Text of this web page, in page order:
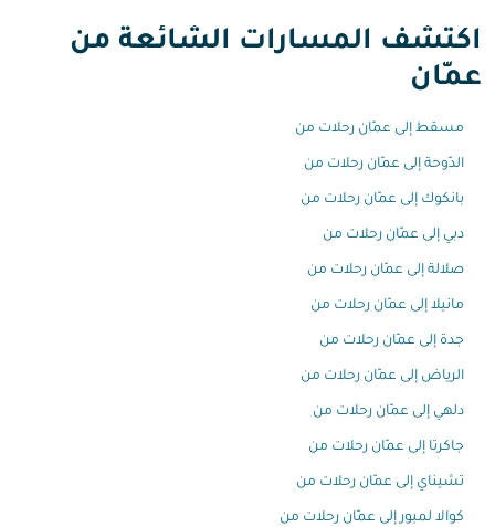
اكتشف المسارات الشائعة من
عمّان
مسقط إلى عمّان رحلات من
الدّوحة إلى عمّان رحلات من
بانكوك إلى عمّان رحلات من
دبي إلى عمّان رحلات من
صلالة إلى عمّان رحلات من
مانيلا إلى عمّان رحلات من
جدة إلى عمّان رحلات من
الرياض إلى عمّان رحلات من
دلهي إلى عمّان رحلات من
جاكرتا إلى عمّان رحلات من
تشيناي إلى عمّان رحلات من
كوالا لمبور إلى عمّان رحلات من